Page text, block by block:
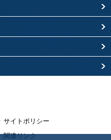
サイトポリシー
関連リンク